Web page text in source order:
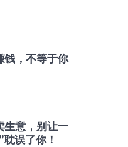
钱，不等于你
生意，别让一
误了你！